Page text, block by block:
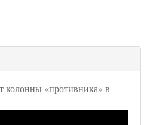
колонны «противника» в